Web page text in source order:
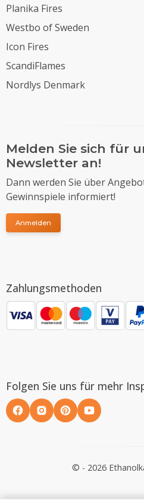
Planika Fires
Westbo of Sweden
Icon Fires
ScandiFlames
Nordlys Denmark
Melden Sie sich für
Newsletter an!
Dann werden Sie über
Gewinnspiele informiert!
Anmelden
Zahlungsmethoden
Folgen Sie uns für mehr
© - 2026